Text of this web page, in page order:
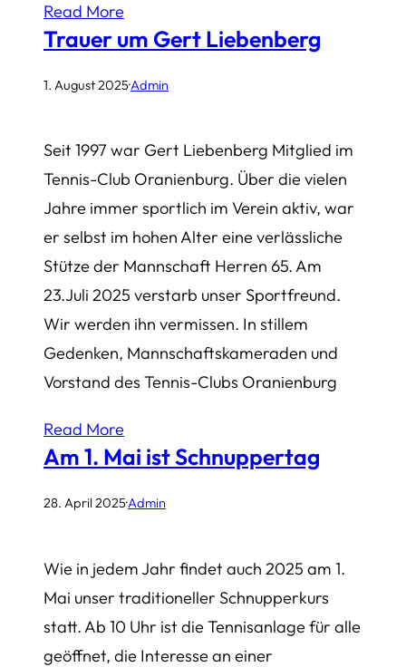
Read More
Trauer um Gert Liebenberg
1. August 2025·Admin
Seit 1997 war Gert Liebenberg Mitglied im
Tennis-Club Oranienburg. Über die vielen
Jahre immer sportlich im Verein aktiv, war
er selbst im hohen Alter eine verlässliche
Stütze der Mannschaft Herren 65. Am
23.Juli 2025 verstarb unser Sportfreund.
Wir werden ihn vermissen. In stillem
Gedenken, Mannschaftskameraden und
Vorstand des Tennis-Clubs Oranienburg
Read More
Am 1. Mai ist Schnuppertag
28. April 2025·Admin
Wie in jedem Jahr findet auch 2025 am 1.
Mai unser traditioneller Schnupperkurs
statt. Ab 10 Uhr ist die Tennisanlage für alle
geöffnet, die Interesse an einer